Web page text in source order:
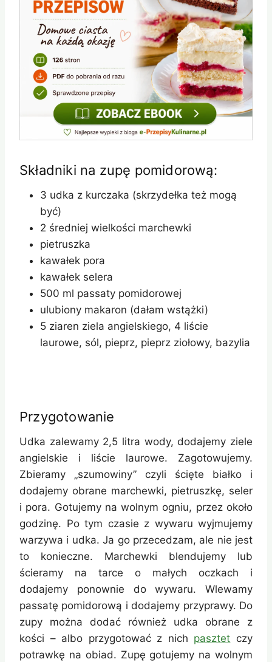
Składniki na zupę pomidorową:
3 udka z kurczaka (skrzydełka też mogą
być)
2 średniej wielkości marchewki
pietruszka
kawałek pora
kawałek selera
500 ml passaty pomidorowej
ulubiony makaron (dałam wstążki)
5 ziaren ziela angielskiego, 4 liście
laurowe, sól, pieprz, pieprz ziołowy, bazylia
Przygotowanie
Udka zalewamy 2,5 litra wody, dodajemy ziele
angielskie i liście laurowe. Zagotowujemy.
Zbieramy „szumowiny” czyli ścięte białko i
dodajemy obrane marchewki, pietruszkę, seler
i pora. Gotujemy na wolnym ogniu, przez około
godzinę. Po tym czasie z wywaru wyjmujemy
warzywa i udka. Ja go przecedzam, ale nie jest
to konieczne. Marchewki blendujemy lub
ścieramy na tarce o małych oczkach i
dodajemy ponownie do wywaru. Wlewamy
passatę pomidorową i dodajemy przyprawy. Do
zupy można dodać również udka obrane z
kości – albo przygotować z nich pasztet czy
potrawkę na obiad. Zupę gotujemy na wolnym